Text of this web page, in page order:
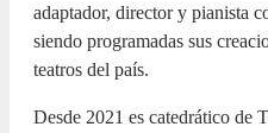
adaptador, director y pianista
siendo programadas sus
teatros del país.
Desde 2021 es catedrático de